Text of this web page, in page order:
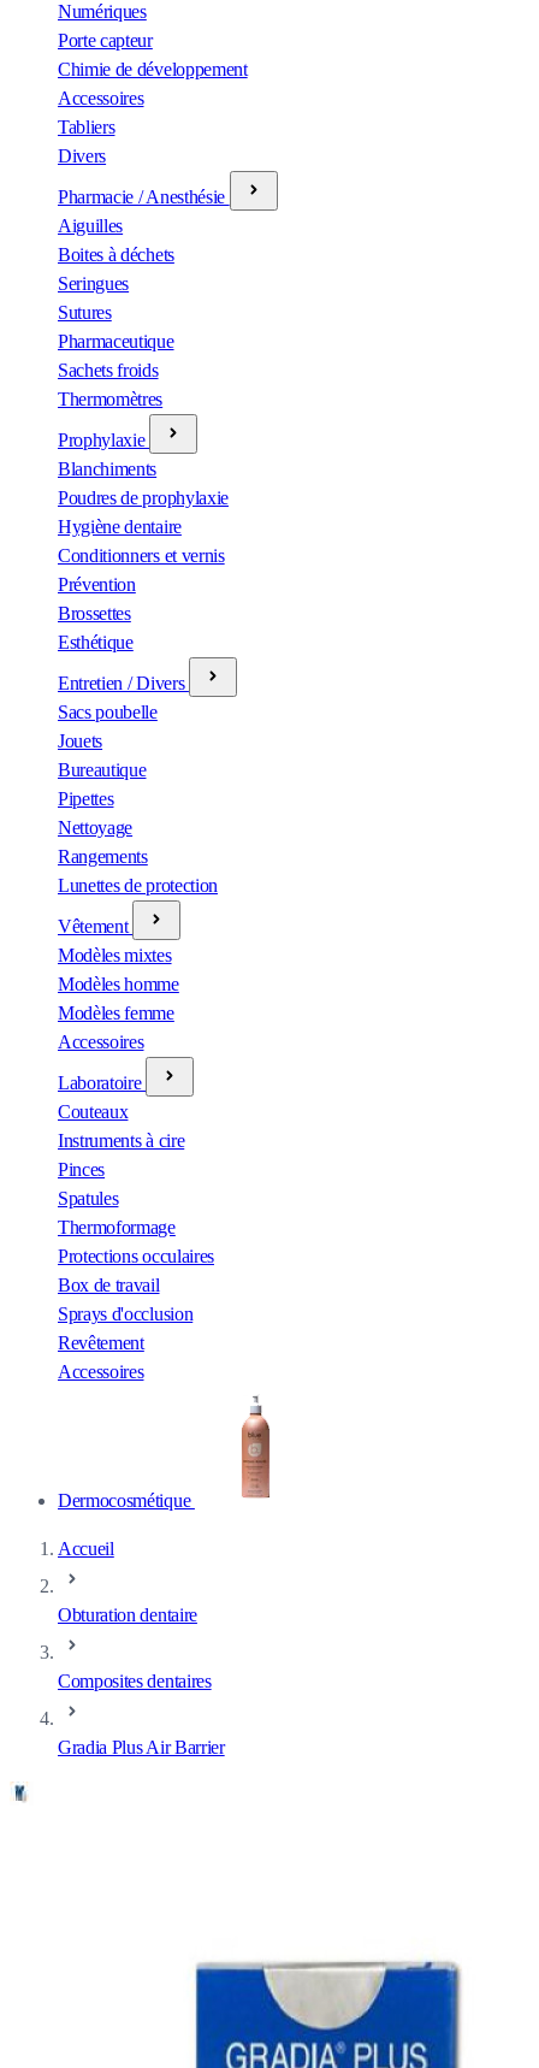
Numériques
Porte capteur
Chimie de développement
Accessoires
Tabliers
Divers
Pharmacie / Anesthésie
Aiguilles
Boites à déchets
Seringues
Sutures
Pharmaceutique
Sachets froids
Thermomètres
Prophylaxie
Blanchiments
Poudres de prophylaxie
Hygiène dentaire
Conditionners et vernis
Prévention
Brossettes
Esthétique
Entretien / Divers
Sacs poubelle
Jouets
Bureautique
Pipettes
Nettoyage
Rangements
Lunettes de protection
Vêtement
Modèles mixtes
Modèles homme
Modèles femme
Accessoires
Laboratoire
Couteaux
Instruments à cire
Pinces
Spatules
Thermoformage
Protections occulaires
Box de travail
Sprays d'occlusion
Revêtement
Accessoires
Dermocosmétique
Accueil
Obturation dentaire
Composites dentaires
Gradia Plus Air Barrier